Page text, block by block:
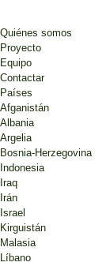
Quiénes somos
Proyecto
Equipo
Contactar
Países
Afganistán
Albania
Argelia
Bosnia-Herzegovina
Indonesia
Iraq
Irán
Israel
Kirguistán
Malasia
Líbano